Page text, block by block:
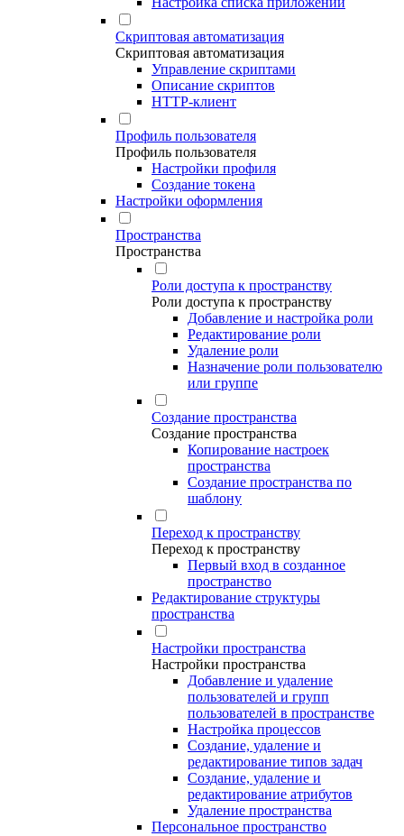
Скриптовая автоматизация
Скриптовая автоматизация
Управление скриптами
Описание скриптов
HTTP-клиент
Профиль пользователя
Профиль пользователя
Настройки профиля
Создание токена
Настройки оформления
Пространства
Пространства
Роли доступа к пространству
Роли доступа к пространству
Добавление и настройка роли
Редактирование роли
Удаление роли
Назначение роли пользователю
или группе
Создание пространства
Создание пространства
Копирование настроек
пространства
Создание пространства по
шаблону
Переход к пространству
Переход к пространству
Первый вход в созданное
пространство
Редактирование структуры
пространства
Настройки пространства
Настройки пространства
Добавление и удаление
пользователей и групп
пользователей в пространстве
Настройка процессов
Создание, удаление и
редактирование типов задач
Создание, удаление и
редактирование атрибутов
Удаление пространства
Персональное пространство